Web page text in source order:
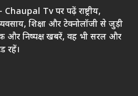
Chaupal Tv पर पढ़ें राष्ट्रीय,
शिक्षा और टेक्नोलॉजी से जुड़ी
और निष्पक्ष खबरें, वह भी सरल और
रहें।